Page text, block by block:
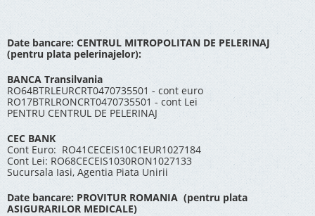
Date bancare: CENTRUL MITROPOLITAN DE PELERINAJ
(pentru plata pelerinajelor):
BANCA Transilvania
RO64BTRLEURCRT0470735501 - cont euro
RO17BTRLRONCRT0470735501 - cont Lei
PENTRU CENTRUL DE PELERINAJ
CEC BANK
Cont Euro: RO41CECEIS10C1EUR1027184
Cont Lei: RO68CECEIS1030RON1027133
Sucursala Iasi, Agentia Piata Unirii
Date bancare: PROVITUR ROMANIA (pentru plata
ASIGURARILOR MEDICALE)